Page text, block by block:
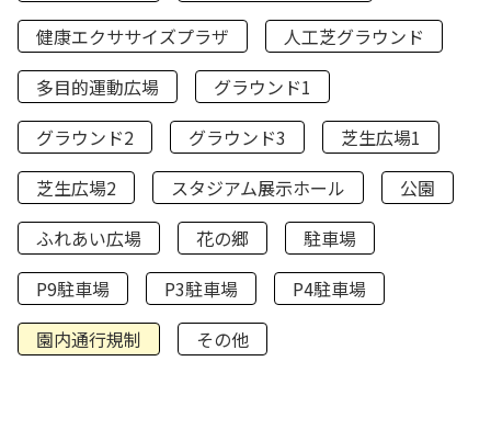
健康エクササイズプラザ
人工芝グラウンド
多目的運動広場
グラウンド1
グラウンド2
グラウンド3
芝生広場1
芝生広場2
スタジアム展示ホール
公園
ふれあい広場
花の郷
駐車場
P9駐車場
P3駐車場
P4駐車場
園内通行規制
その他